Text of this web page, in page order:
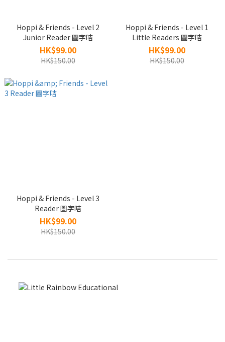
Hoppi & Friends - Level 2
Junior Reader 圖字咭
HK$99.00
HK$150.00
Hoppi & Friends - Level 1
Little Readers 圖字咭
HK$99.00
HK$150.00
Hoppi & Friends - Level 3
Reader 圖字咭
HK$99.00
HK$150.00